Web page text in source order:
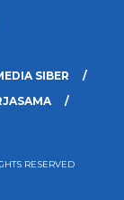
SIBER
RESERVED